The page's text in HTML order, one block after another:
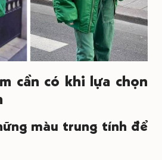
cần có khi lựa chọn
màu trung tính để